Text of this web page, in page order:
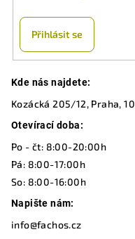
Přihlásit se
Kde nás najdete:
Kozácká 205/12, Praha,
Otevírací doba:
Po - čt: 8:00-20:00h
Pá: 8:00-17:00h
So: 8:00-16:00h
Napište nám:
info@fachos.cz